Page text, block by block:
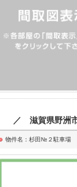
／ 滋賀県野洲市
物件名：杉田№２駐車場